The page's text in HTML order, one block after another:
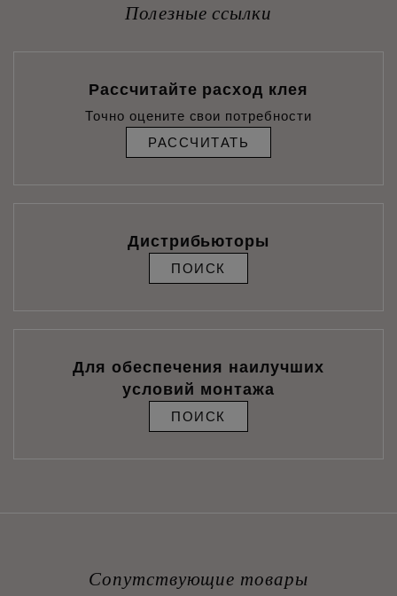
Полезные ссылки
Рассчитайте расход клея
Точно оцените свои потребности
РАССЧИТАТЬ
Дистрибьюторы
ПОИСК
Для обеспечения наилучших
условий монтажа
ПОИСК
Сопутствующие товары